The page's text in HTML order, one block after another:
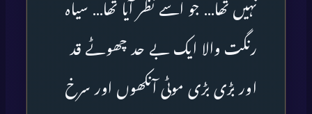
نہیں تھا… جو اسے نظر آیا تھا… سیاہ
رنگت والا ایک بے حد چھوٹے قد
اور بڑی بڑی موٹی آنکھوں اور سرخ